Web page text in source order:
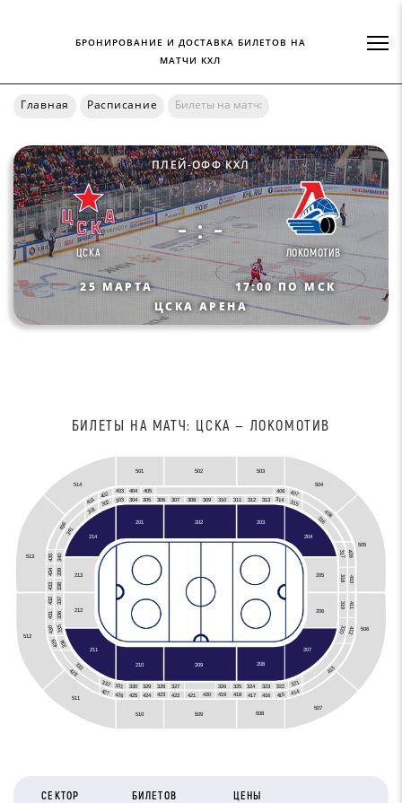
БРОНИРОВАНИЕ И ДОСТАВКА БИЛЕТОВ НА
МАТЧИ КХЛ
Главная Расписание Билеты на матч:
ПЛЕЙ-ОФФ КХЛ
ЦСКА
- : -
ЛОКОМОТИВ
25 МАРТА
17:00 ПО МСК
ЦСКА АРЕНА
БИЛЕТЫ НА МАТЧ: ЦСКА — ЛОКОМОТИВ
502
501 503
504
505
506
507
508
509
510
511
512
513
514
201 202 203
204
205
206
207
208
209
210
211
212
213
214
429
301
302 303 304 305 306 307 308 309 310 311 312 313 314 315
316
317
318
319
320
321
322
323
324
325
326
327
328
329
330
331
332
333
334
335
336
337
338
339
340
341
401
402 403 404 405 406 407
408
409
410
411
412
413
414
415
416
417
418
419
420
421
422
423
424
425
426
427
428
430
431
432
433
434
435
436
СЕКТОР БИЛЕТОВ ЦЕНЫ